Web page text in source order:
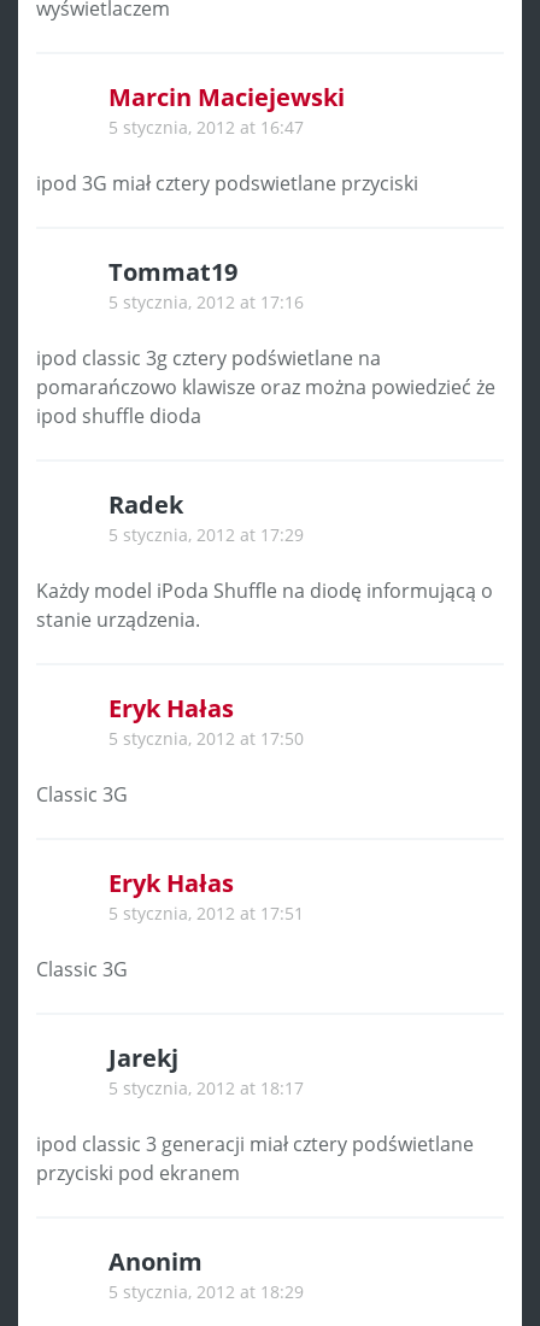
wyświetlaczem
Marcin Maciejewski
5 stycznia, 2012 at 16:47
ipod 3G miał cztery podswietlane przyciski
Tommat19
5 stycznia, 2012 at 17:16
ipod classic 3g cztery podświetlane na
pomarańczowo klawisze oraz można powiedzieć że
ipod shuffle dioda
Radek
5 stycznia, 2012 at 17:29
Każdy model iPoda Shuffle na diodę informującą o
stanie urządzenia.
Eryk Hałas
5 stycznia, 2012 at 17:50
Classic 3G
Eryk Hałas
5 stycznia, 2012 at 17:51
Classic 3G
Jarekj
5 stycznia, 2012 at 18:17
ipod classic 3 generacji miał cztery podświetlane
przyciski pod ekranem
Anonim
5 stycznia, 2012 at 18:29